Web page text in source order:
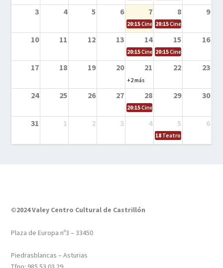
3 4 5 6 7 8 9
20:15Cine en la calle – El niño y la
20:15Cine en la calle –
10 11 12 13 14 15 16
20:15Cine en la calle – Tortugas
20:15Cine en la calle –
17 18 19 20 21 22 23
+2 más
24 25 26 27 28 29 30
20:15Cine en el calle – Tintín y el
31 1 2 3 4 5 6
18 Teatro – Tres
©2024 Valey Centro Cultural de Castrillón
Plaza de Europa nº3 – 33450
Piedrasblancas – Asturias